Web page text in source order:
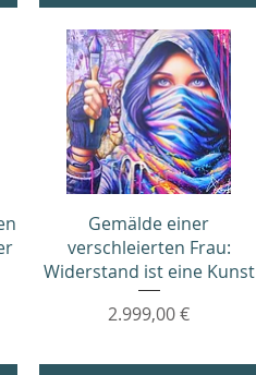
Schnellansicht
Gemälde einer
verschleierten Frau:
Widerstand ist eine Kunst
Preis
2.999,00 €